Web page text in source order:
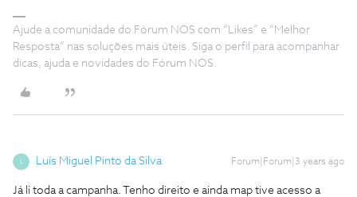
Ajude a comunidade do Fórum NOS com “Likes” e “Melhor
Resposta” nas soluções mais úteis. Siga o perfil para acompanhar
dicas, ajuda e novidades do Fórum NOS.
Luís Miguel Pinto da Silva Forum|Forum|3 years ago
Já li toda a campanha. Tenho direito e ainda map tive acesso a